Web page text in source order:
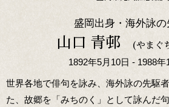
盛岡出身・海外詠
山口 青邨 (やまぐ
1892年5月10日 - 1988年
世界各地で俳句を詠み、海外詠の先駆
た、故郷を「みちのく」として詠んだ